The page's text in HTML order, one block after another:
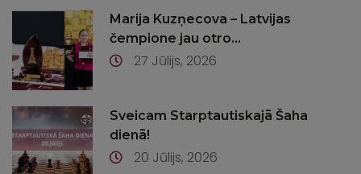
Marija Kuzņecova – Latvijas
čempione jau otro...
27 Jūlijs, 2026
Sveicam Starptautiskajā Šaha
dienā!
20 Jūlijs, 2026